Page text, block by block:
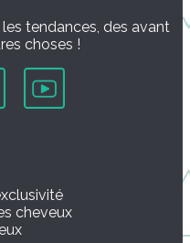
tendances, des avant
choses !
cheveux